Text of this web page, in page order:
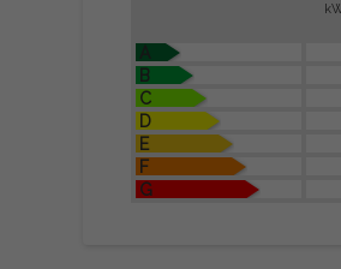
A
B
C
D
E
F
G